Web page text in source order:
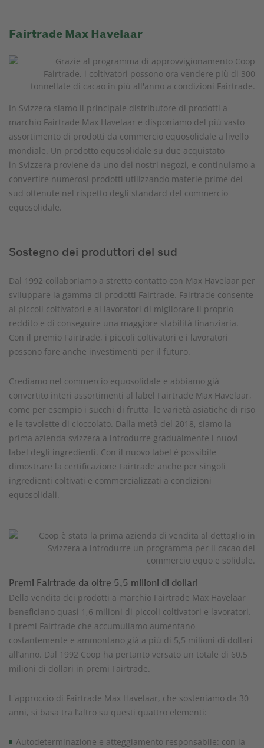
Fairtrade Max Havelaar
In Svizzera siamo il principale distributore di prodotti a
marchio Fairtrade Max Havelaar e disponiamo del più vasto
assortimento di prodotti da commercio equosolidale a livello
mondiale. Un prodotto equosolidale su due acquistato
in Svizzera proviene da uno dei nostri negozi, e continuiamo a
convertire numerosi prodotti utilizzando materie prime del
sud ottenute nel rispetto degli standard del commercio
equosolidale.
Sostegno dei produttori del sud
Dal 1992 collaboriamo a stretto contatto con Max Havelaar per
sviluppare la gamma di prodotti Fairtrade. Fairtrade consente
ai piccoli coltivatori e ai lavoratori di migliorare il proprio
reddito e di conseguire una maggiore stabilità finanziaria.
Con il premio Fairtrade, i piccoli coltivatori e i lavoratori
possono fare anche investimenti per il futuro.
Crediamo nel commercio equosolidale e abbiamo già
convertito interi assortimenti al label Fairtrade Max Havelaar,
come per esempio i succhi di frutta, le varietà asiatiche di riso
e le tavolette di cioccolato. Dalla metà del 2018, siamo la
prima azienda svizzera a introdurre gradualmente i nuovi
label degli ingredienti. Con il nuovo label è possibile
dimostrare la certificazione Fairtrade anche per singoli
ingredienti coltivati e commercializzati a condizioni
equosolidali.
Premi Fairtrade da oltre 5,5 milioni di dollari
Della vendita dei prodotti a marchio Fairtrade Max Havelaar
beneficiano quasi 1,6 milioni di piccoli coltivatori e lavoratori.
I premi Fairtrade che accumuliamo aumentano
costantemente e ammontano già a più di 5,5 milioni di dollari
all’anno. Dal 1992 Coop ha pertanto versato un totale di 60,5
milioni di dollari in premi Fairtrade.
L'approccio di Fairtrade Max Havelaar, che sosteniamo da 30
anni, si basa tra l’altro su questi quattro elementi:
Autodeterminazione e atteggiamento responsabile: con la